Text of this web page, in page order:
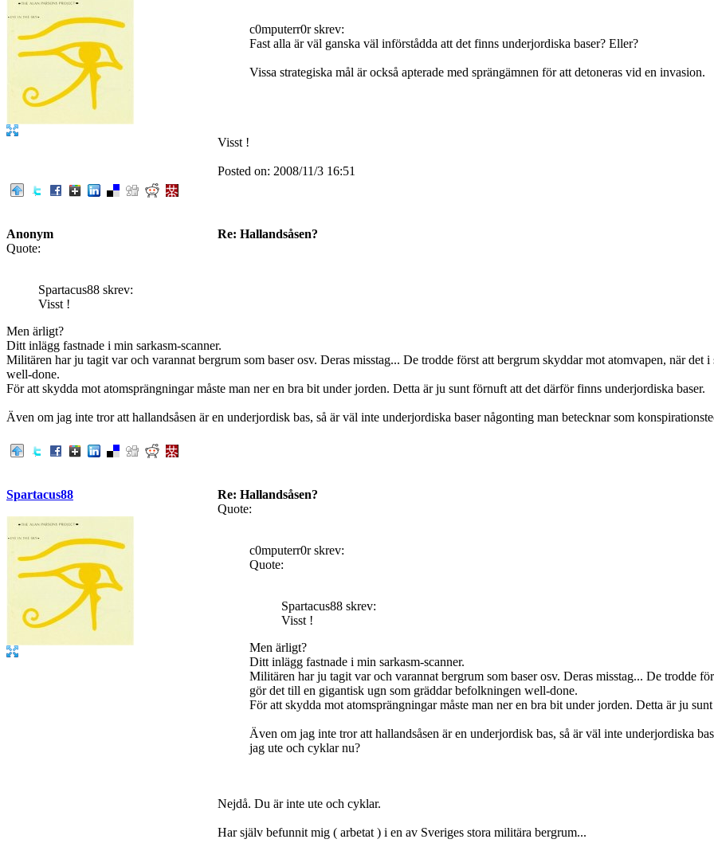
c0mputerr0r skrev:
Fast alla är väl ganska väl införstådda att det finns underjordiska baser? Eller?
Vissa strategiska mål är också apterade med sprängämnen för att detoneras vid en invasion.
Visst !
Posted on: 2008/11/3 16:51
Anonym
Re: Hallandsåsen?
Quote:
Spartacus88 skrev:
Visst !
Men ärligt?
Ditt inlägg fastnade i min sarkasm-scanner.
Militären har ju tagit var och varannat bergrum som baser osv. Deras misstag... De trodde först att bergrum skyddar mot atomvapen, när
well-done.
För att skydda mot atomsprängningar måste man ner en bra bit under jorden. Detta är ju sunt förnuft att det därför finns underjordiska baser.
Även om jag inte tror att hallandsåsen är en underjordisk bas, så är väl inte underjordiska baser någonting man betecknar som
Spartacus88
Re: Hallandsåsen?
Quote:
c0mputerr0r skrev:
Quote:
Spartacus88 skrev:
Visst !
Men ärligt?
Ditt inlägg fastnade i min sarkasm-scanner.
Militären har ju tagit var och varannat bergrum som baser osv. Deras misstag... De trodde
gör det till en gigantisk ugn som gräddar befolkningen well-done.
För att skydda mot atomsprängningar måste man ner en bra bit under jorden. Detta är ju
Även om jag inte tror att hallandsåsen är en underjordisk bas, så är väl inte underjordiska
jag ute och cyklar nu?
Nejdå. Du är inte ute och cyklar.
Har själv befunnit mig ( arbetat ) i en av Sveriges stora militära bergrum...